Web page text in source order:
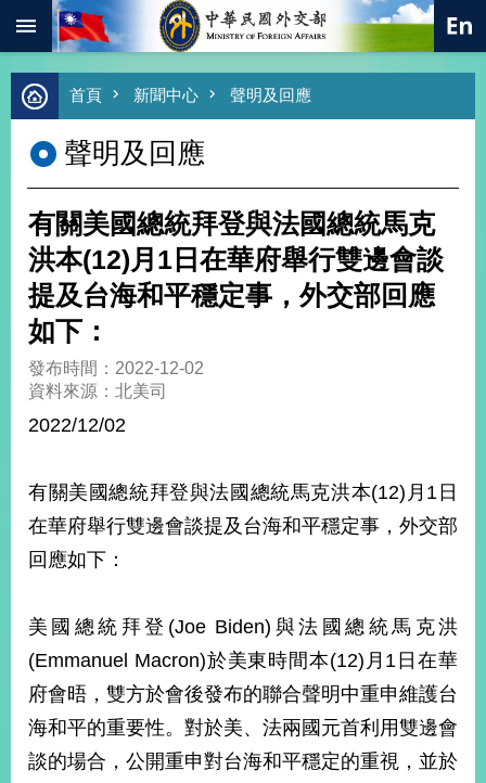
跳到主要內容區塊
進
階
尋
熱
總
合
外
交
價
值
經
濟
日
不
台
海
平
護
照
首頁 新聞中心 聲明及回應
聲明及回應
有關美國總統拜登與法國總統馬克
洪本(12)月1日在華府舉行雙邊會談
提及台海和平穩定事，外交部回應
如下：
發布時間：2022-12-02
資料來源：北美司
2022/12/02
有關美國總統拜登與法國總統馬克洪本(12)月1日
在華府舉行雙邊會談提及台海和平穩定事，外交部
回應如下：
美國總統拜登(Joe Biden)與法國總統馬克洪
(Emmanuel Macron)於美東時間本(12)月1日在華
府會晤，雙方於會後發布的聯合聲明中重申維護台
海和平的重要性。對於美、法兩國元首利用雙邊會
談的場合，公開重申對台海和平穩定的重視，並於